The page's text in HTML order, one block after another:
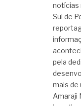
notícias
Sul de
pela
mais de
Amaraji